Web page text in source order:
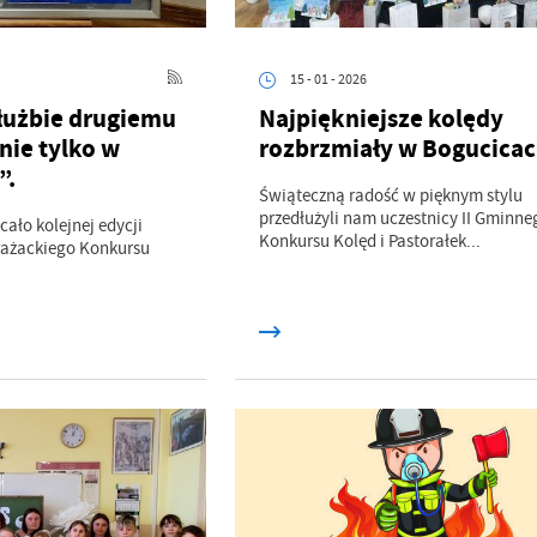
drugiemu
tylko w
kolejnej edycji
Konkursu
15 - 01 - 2026
Najpiękniejsze kolędy
rozbrzmiały w
Świąteczną radość w pięknym stylu
przedłużyli nam uczestnicy II
Konkursu Kolęd i Pastorałek...